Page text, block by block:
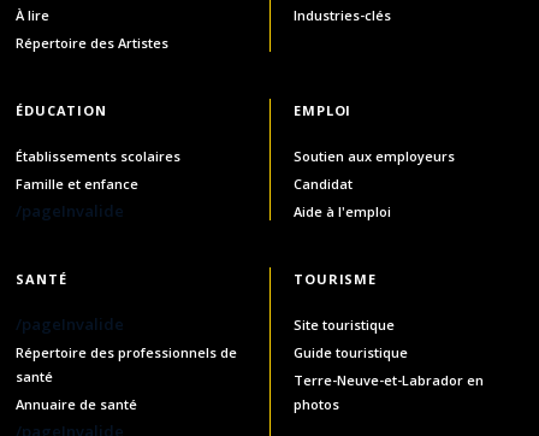
À lire
Répertoire des Artistes
Industries-clés
ÉDUCATION
Établissements scolaires
Famille et enfance
/pageInvalide
EMPLOI
Soutien aux employeurs
Candidat
Aide à l'emploi
SANTÉ
/pageInvalide
Répertoire des professionnels de
santé
Annuaire de santé
/pageInvalide
TOURISME
Site touristique
Guide touristique
Terre-Neuve-et-Labrador en
photos